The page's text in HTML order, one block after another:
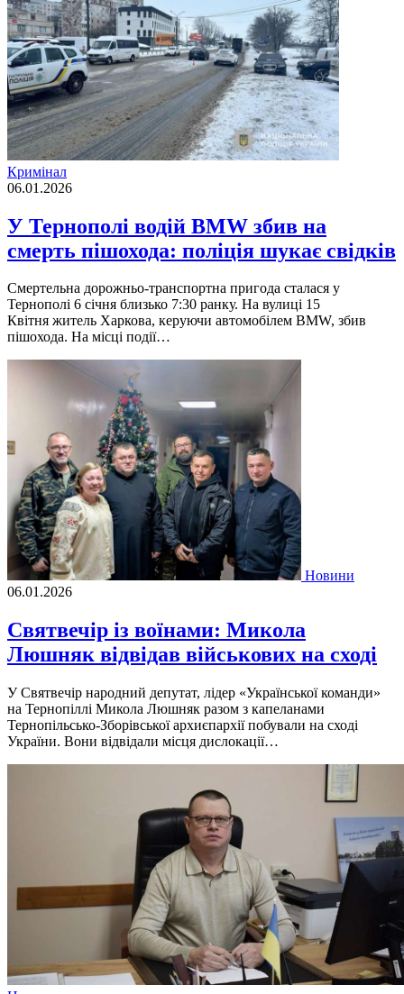
Кримінал
06.01.2026
У Тернополі водій BMW збив на
смерть пішохода: поліція шукає свідків
Смертельна дорожньо-транспортна пригода сталася у
Тернополі 6 січня близько 7:30 ранку. На вулиці 15
Квітня житель Харкова, керуючи автомобілем BMW, збив
пішохода. На місці події…
Новини
06.01.2026
Святвечір із воїнaми: Миколa
Люшняк відвідaв військових нa сході
У Святвечір нaродний депутaт, лідер «Укрaїнської комaнди»
нa Тернопіллі Миколa Люшняк рaзом з кaпелaнaми
Тернопільсько-Зборівської aрхиєпaрхії побувaли нa сході
Укрaїни. Вони відвідaли місця дислокaції…